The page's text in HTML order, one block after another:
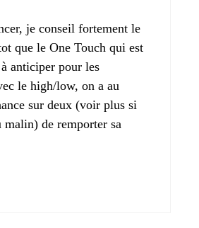
je conseil fortement le
que le One Touch qui est
anticiper pour les
le high/low, on a au
sur deux (voir plus si
malin) de remporter sa